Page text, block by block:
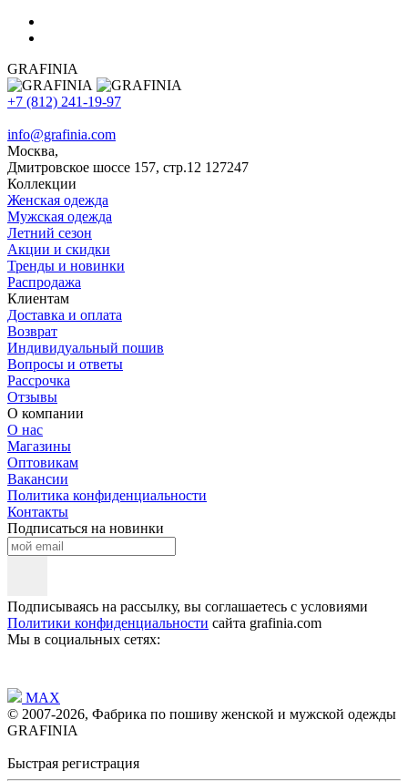
GRAFINIA
+7 (812) 241-19-97
info@grafinia.com
Москва,
Дмитровское шоссе 157, стр.12 127247
Коллекции
Женская одежда
Мужская одежда
Летний сезон
Акции и скидки
Тренды и новинки
Распродажа
Клиентам
Доставка и оплата
Возврат
Индивидуальный пошив
Вопросы и ответы
Рассрочка
Отзывы
О компании
О нас
Магазины
Оптовикам
Вакансии
Политика конфиденциальности
Контакты
Подписаться на новинки
Подписываясь на рассылку, вы соглашаетесь с условиями
Политики конфиденциальности сайта grafinia.com
Мы в социальных сетях:
MAX
© 2007-2026, Фабрика по пошиву женской и мужской одежды
GRAFINIA
Быстрая регистрация